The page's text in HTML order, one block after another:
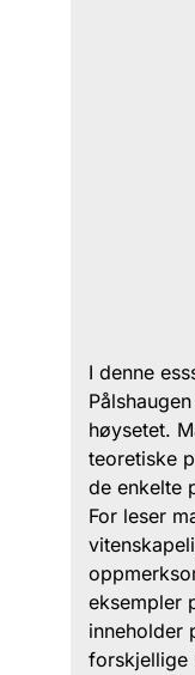
I denne
høysetet.
teoretiske
de enkelte
For leser
eksempler
inneholder
forskjellige